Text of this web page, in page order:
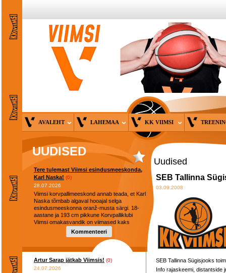
AVALEHT LAHEMAA KK VIIMSI
UUDISED
Tere tulemast Viimsi esindusmeeskonda,
Karl Naska! (0)
28.07.2026
Viimsi korvpallimeeskond annab teada, et Karl
Naska tõmbab algaval hooajal selga
esindusmeeskonna oranž-musta särgi. 18-
aastane ja 193 cm pikkune Korvpalliklubi
Viimsi omakasvandik on viimased kaks
Kommenteeri
Artur Sarap jätkab Viimsis! (0)
24.07.2026
Uudised
SEB Tallinna
03.09.2008
SEB Tallinna Sügisjooks
Info rajaskeemi, distantside